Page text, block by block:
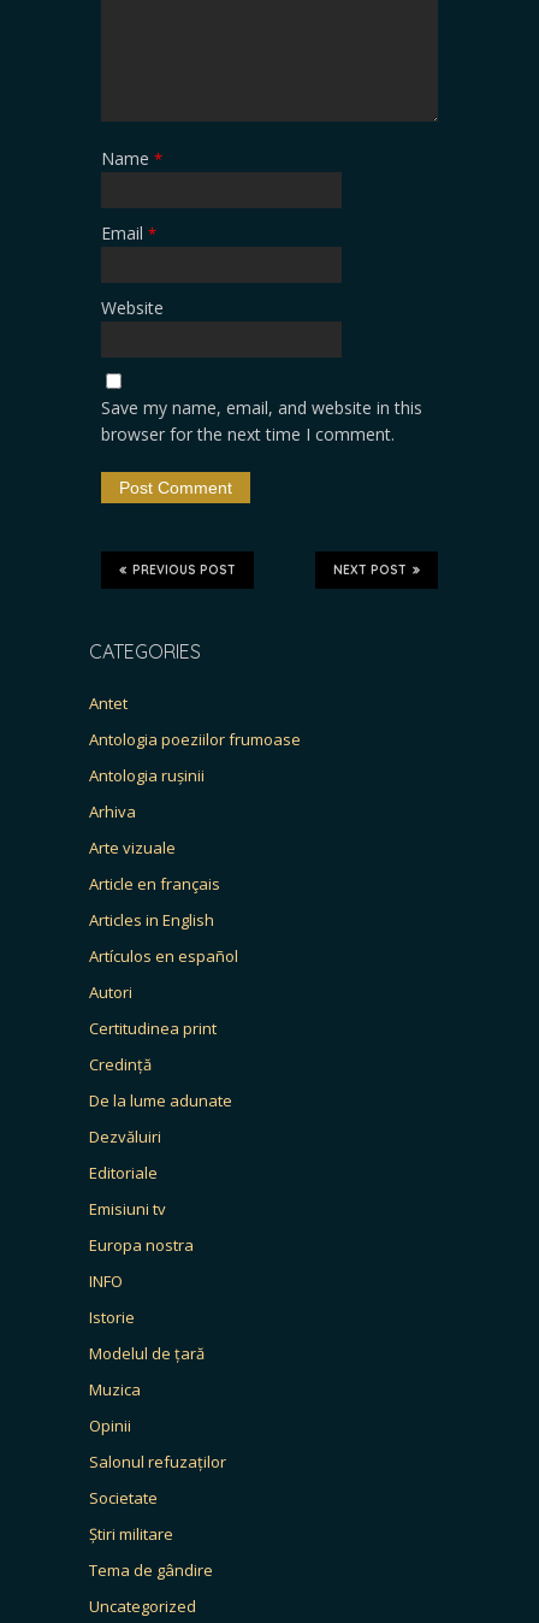
Name *
Email *
Website
Save my name, email, and website in this
browser for the next time I comment.
NEXT POST
PREVIOUS POST
CATEGORIES
Antet
Antologia poeziilor frumoase
Antologia rușinii
Arhiva
Arte vizuale
Article en français
Articles in English
Artículos en español
Autori
Certitudinea print
Credință
De la lume adunate
Dezvăluiri
Editoriale
Emisiuni tv
Europa nostra
INFO
Istorie
Modelul de țară
Muzica
Opinii
Salonul refuzaților
Societate
Știri militare
Tema de gândire
Uncategorized